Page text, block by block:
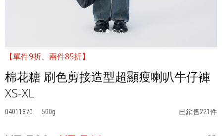
【單件9折、兩件85折】
棉花糖 刷色剪接造型超顯瘦喇叭牛仔褲
XS-XL
04011870 500 已銷售221件